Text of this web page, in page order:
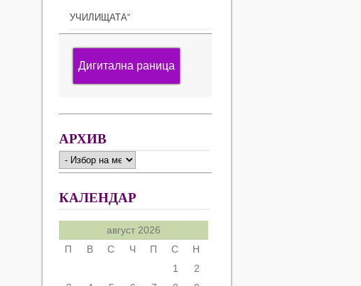
УЧИЛИЩАТА“
Дигитална раница
АРХИВ
АРХИВ
КАЛЕНДАР
август 2026
П
В С Ч П С
Н
1
2